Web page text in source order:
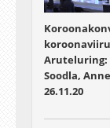
Aruteluring:
Soodla,
26.11.20